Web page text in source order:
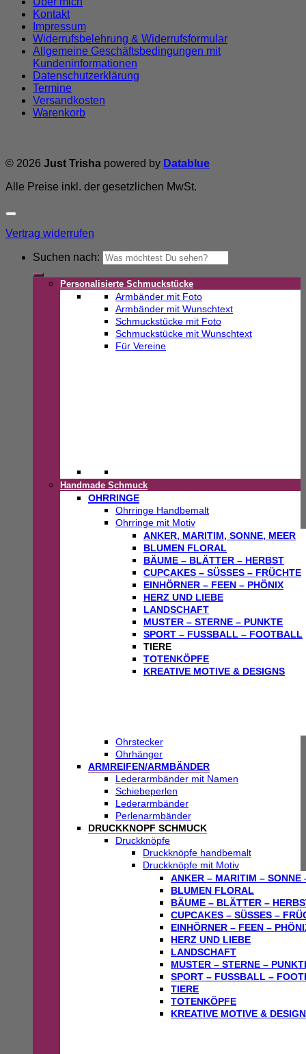
Kontakt
Impressum
Widerrufsbelehrung & Widerrufsformular
Allgemeine Geschäftsbedingungen mit
Kundeninformationen
Datenschutzerklärung
Termine
Versandkosten
Warenkorb
© 2026 Just Trisha powered by Datablue
Alle Preise inkl. der gesetzlichen MwSt.
Vertrag widerrufen
Suchen nach:
Personalisierte Schmuckstücke
Armbänder mit Foto
Armbänder mit Wunschtext
Schmuckstücke mit Foto
Schmuckstücke mit Wunschtext
Für Vereine
Handmade Schmuck
OHRRINGE
Ohrringe Handbemalt
Ohrringe mit Motiv
ANKER, MARITIM, SONNE, MEER
BLUMEN FLORAL
BÄUME – BLÄTTER – HERBST
CUPCAKES – SÜSSES – FRÜCHTE
EINHÖRNER – FEEN – PHÖNIX
HERZ UND LIEBE
LANDSCHAFT
MUSTER – STERNE – PUNKTE
SPORT – FUSSBALL – FOOTBALL
TIERE
TOTENKÖPFE
KREATIVE MOTIVE & DESIGNS
Ohrstecker
Ohrhänger
ARMREIFEN/ARMBÄNDER
Lederarmbänder mit Namen
Schiebeperlen
Lederarmbänder
Perlenarmbänder
DRUCKKNOPF SCHMUCK
Druckknöpfe
Druckknöpfe handbemalt
Druckknöpfe mit Motiv
ANKER – MARITIM – SONNE
BLUMEN FLORAL
BÄUME – BLÄTTER –
CUPCAKES – SÜSSES –
EINHÖRNER – FEEN –
HERZ UND LIEBE
LANDSCHAFT
MUSTER – STERNE –
SPORT – FUSSBALL –
TIERE
TOTENKÖPFE
KREATIVE MOTIVE &